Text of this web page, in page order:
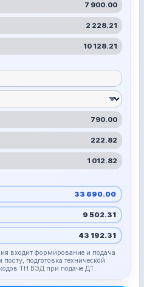
7 900.00
2 228.21
10 128.21
790.00
222.82
1 012.82
33 690.00
9 502.31
43 192.31
входит формирование и подача
подготовка технической
ТН ВЭД при подаче ДТ.